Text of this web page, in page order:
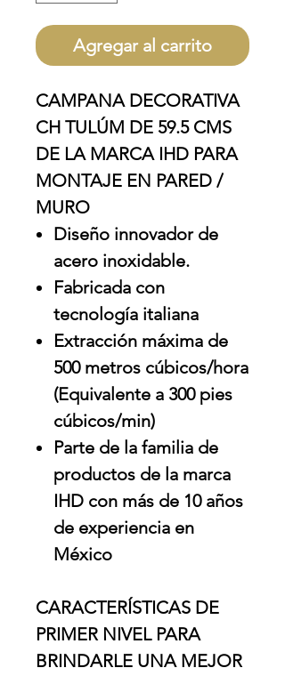
Agregar al carrito
CAMPANA DECORATIVA
CH TULÚM DE 59.5 CMS
DE LA MARCA IHD PARA
MONTAJE EN PARED /
MURO
Diseño innovador de
acero inoxidable.
Fabricada con
tecnología italiana
Extracción máxima de
500 metros cúbicos/hora
(Equivalente a 300 pies
cúbicos/min)
Parte de la familia de
productos de la marca
IHD con más de 10 años
de experiencia en
México
CARACTERÍSTICAS DE
PRIMER NIVEL PARA
BRINDARLE UNA MEJOR